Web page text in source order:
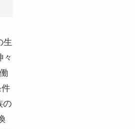
生
々
の